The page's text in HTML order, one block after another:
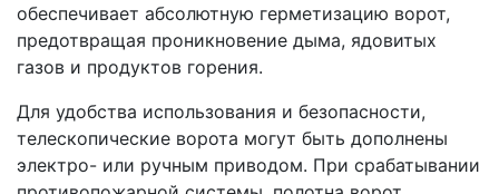
обеспечивает абсолютную герметизацию ворот,
предотвращая проникновение дыма, ядовитых
газов и продуктов горения.
Для удобства использования и безопасности,
телескопические ворота могут быть дополнены
электро- или ручным приводом. При срабатывании